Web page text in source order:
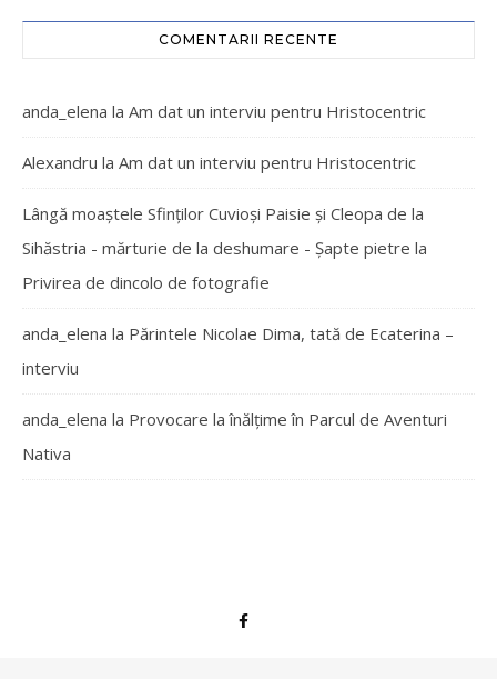
COMENTARII RECENTE
anda_elena la Am dat un interviu pentru Hristocentric
Alexandru la Am dat un interviu pentru Hristocentric
Lângă moaștele Sfinților Cuvioși Paisie și Cleopa de la
Sihăstria - mărturie de la deshumare - Şapte pietre la
Privirea de dincolo de fotografie
anda_elena la Părintele Nicolae Dima, tată de Ecaterina –
interviu
anda_elena la Provocare la înălțime în Parcul de Aventuri
Nativa